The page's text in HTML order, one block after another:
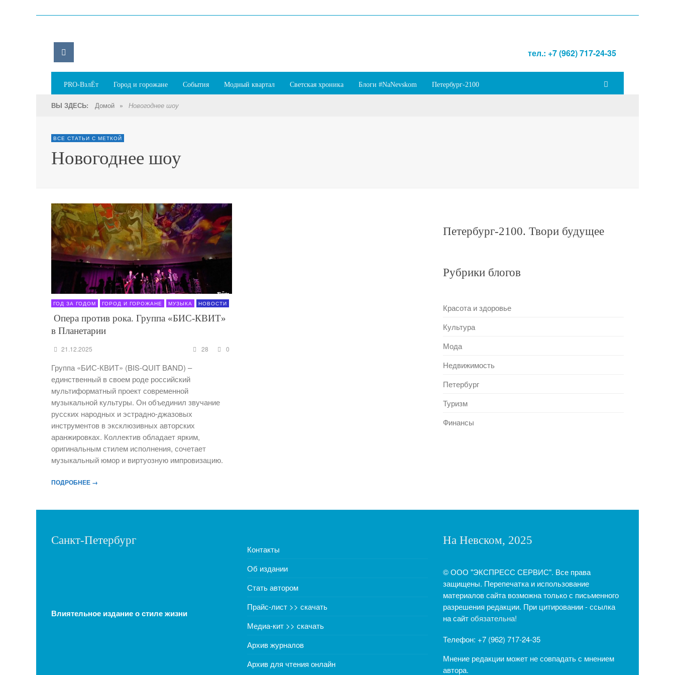
тел.: +7 (962) 717-24-35
PRO-ВзлЁт Город и горожане События Модный квартал Светская хроника Блоги #NaNevskom Петербург-2100
ВЫ ЗДЕСЬ: Домой » Новогоднее шоу
ВСЕ СТАТЬИ С МЕТКОЙ
Новогоднее шоу
ГОД ЗА ГОДОМ ГОРОД И ГОРОЖАНЕ МУЗЫКА НОВОСТИ
Опера против рока. Группа «БИС-КВИТ»
в Планетарии
21.12.2025 28 0
Группа «БИС-КВИТ» (BIS-QUIT BAND) –
единственный в своем роде российский
мультиформатный проект современной
музыкальной культуры. Он объединил звучание
русских народных и эстрадно-джазовых
инструментов в эксклюзивных авторских
аранжировках. Коллектив обладает ярким,
оригинальным стилем исполнения, сочетает
музыкальный юмор и виртуозную импровизацию.
ПОДРОБНЕЕ →
Петербург-2100. Твори будущее
Рубрики блогов
Красота и здоровье
Культура
Мода
Недвижимость
Петербург
Туризм
Финансы
Санкт-Петербург
Влиятельное издание о стиле жизни
Контакты
Об издании
Стать автором
Прайс-лист >> скачать
Медиа-кит >> скачать
Архив журналов
Архив для чтения онлайн
На Невском, 2025
© ООО "ЭКСПРЕСС СЕРВИС". Все права
защищены. Перепечатка и использование
материалов сайта возможна только с письменного
разрешения редакции. При цитировании - ссылка
на сайтобязательна!
Телефон: +7 (962) 717-24-35
Мнение редакции может не совпадать с мнением
автора.